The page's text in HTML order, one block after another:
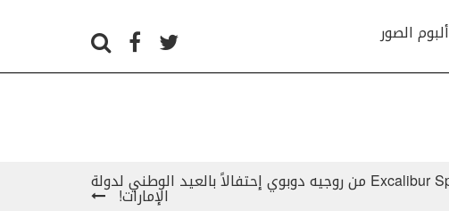
ألبوم الصور
إصدار Excalibur Spider Skeleton من روجيه دوبوي إحتفالاً بالعيد الوطني لدولة
الإمارات!